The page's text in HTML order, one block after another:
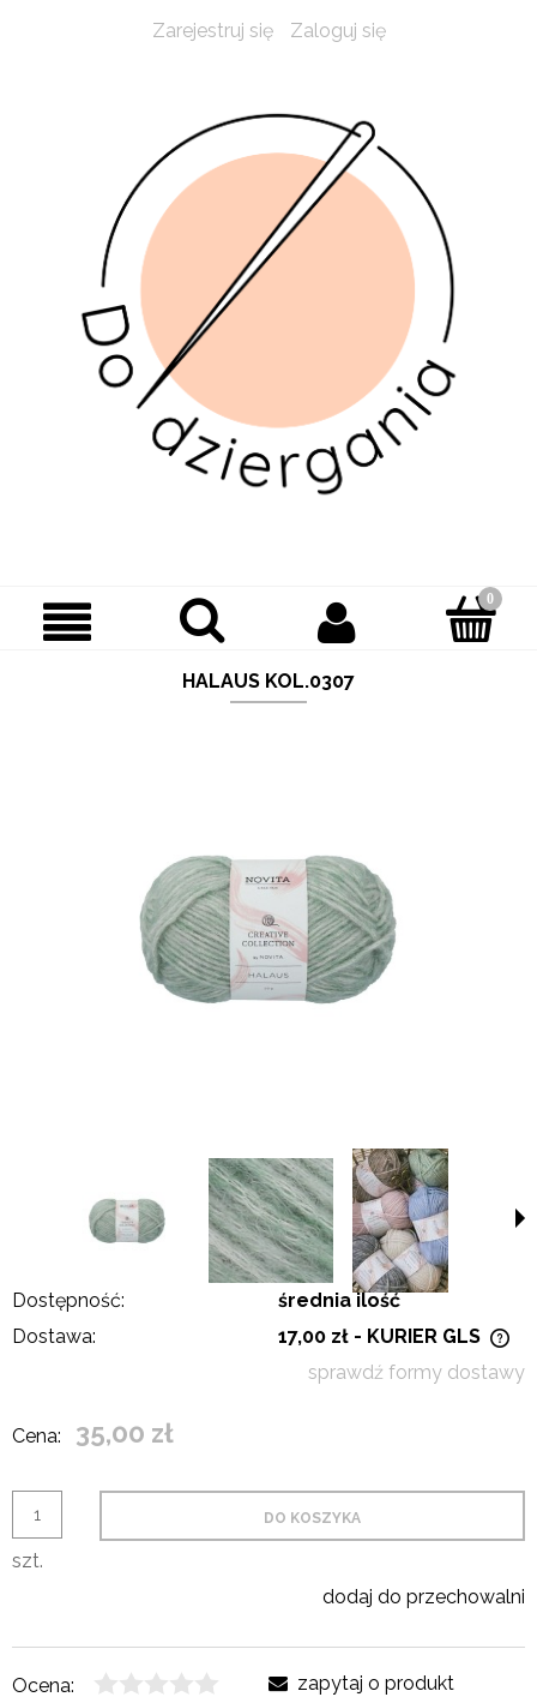
Zarejestruj się Zaloguj się
HALAUS KOL.0307
Dostępność:
średnia ilość
Dostawa:
17,00 zł - KURIER GLS
sprawdź formy dostawy
Cena: 35,00 zł
szt.
DO KOSZYKA
dodaj do przechowalni
Ocena:
zapytaj o produkt